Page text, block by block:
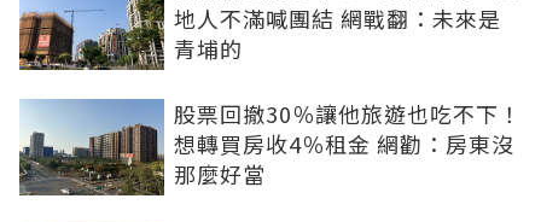
地人不滿喊團結 網戰翻：未來是
青埔的
股票回撤30％讓他旅遊也吃不下！
想轉買房收4％租金 網勸：房東沒
那麼好當